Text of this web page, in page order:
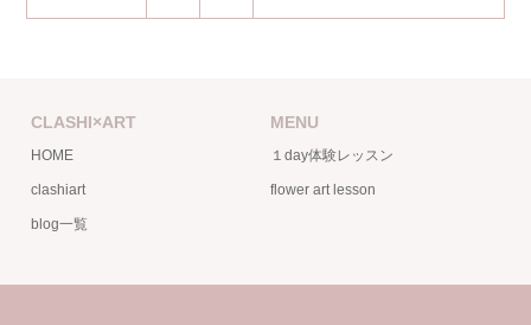
CLASHI×ART
HOME
clashiart
blog一覧
MENU
１day体験レッスン
flower art lesson